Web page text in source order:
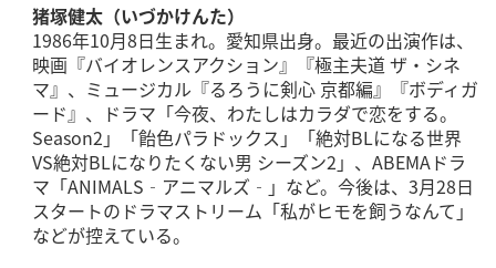
猪塚健太（いづかけんた）
1986年10月8日生まれ。愛知県出身。最近の出演作は、
映画『バイオレンスアクション』『極主夫道 ザ・シネ
マ』、ミュージカル『るろうに剣心 京都編』『ボディガ
ード』、ドラマ「今夜、わたしはカラダで恋をする。
Season2」「飴色パラドックス」「絶対BLになる世界
VS絶対BLになりたくない男 シーズン2」、ABEMAドラ
マ「ANIMALS‐アニマルズ‐」など。今後は、3月28日
スタートのドラマストリーム「私がヒモを飼うなんて」
などが控えている。